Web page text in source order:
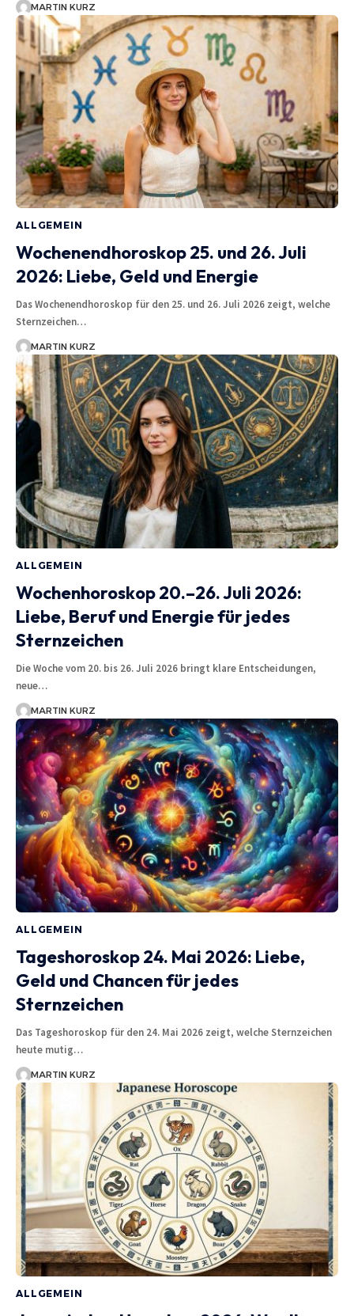
MARTIN KURZ
ALLGEMEIN
Wochenendhoroskop 25. und 26. Juli
2026: Liebe, Geld und Energie
Das Wochenendhoroskop für den 25. und 26. Juli 2026 zeigt, welche
Sternzeichen…
MARTIN KURZ
ALLGEMEIN
Wochenhoroskop 20.–26. Juli 2026:
Liebe, Beruf und Energie für jedes
Sternzeichen
Die Woche vom 20. bis 26. Juli 2026 bringt klare Entscheidungen,
neue…
MARTIN KURZ
ALLGEMEIN
Tageshoroskop 24. Mai 2026: Liebe,
Geld und Chancen für jedes
Sternzeichen
Das Tageshoroskop für den 24. Mai 2026 zeigt, welche Sternzeichen
heute mutig…
MARTIN KURZ
ALLGEMEIN